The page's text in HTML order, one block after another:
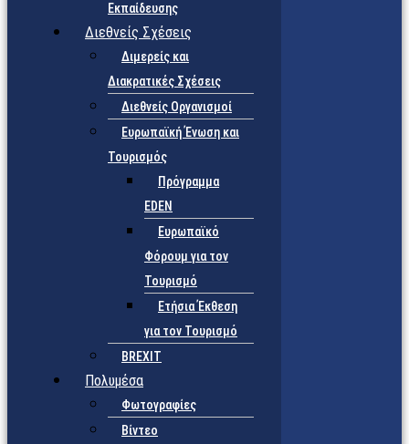
Εκπαίδευσης
Διεθνείς Σχέσεις
Διμερείς και
Διακρατικές Σχέσεις
Διεθνείς Οργανισμοί
Ευρωπαϊκή Ένωση και
Τουρισμός
Πρόγραμμα
EDEN
Ευρωπαϊκό
Φόρουμ για τον
Τουρισμό
Ετήσια Έκθεση
για τον Τουρισμό
BREXIT
Πολυμέσα
Φωτογραφίες
Βίντεο